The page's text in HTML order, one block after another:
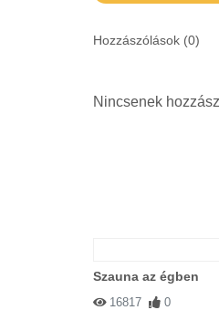
Hozzászólások (0)
Nincsenek
Szauna az égben
16817 0